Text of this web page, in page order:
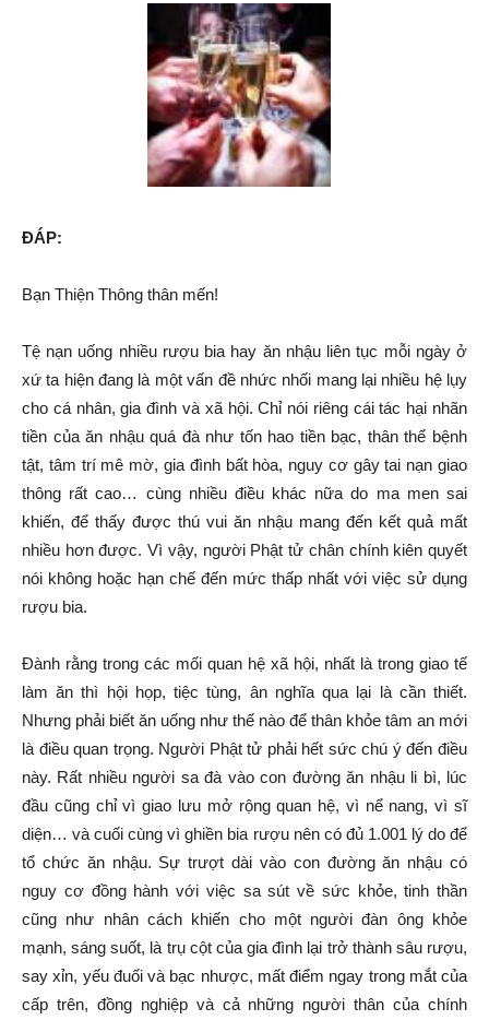
ĐÁP:
Bạn Thiện Thông thân mến!
Tệ nạn uống nhiều rượu bia hay ăn nhậu liên tục mỗi ngày ở
xứ ta hiện đang là một vấn đề nhức nhối mang lại nhiều hệ lụy
cho cá nhân, gia đình và xã hội. Chỉ nói riêng cái tác hại nhãn
tiền của ăn nhậu quá đà như tốn hao tiền bạc, thân thể bệnh
tật, tâm trí mê mờ, gia đình bất hòa, nguy cơ gây tai nạn giao
thông rất cao… cùng nhiều điều khác nữa do ma men sai
khiến, để thấy được thú vui ăn nhậu mang đến kết quả mất
nhiều hơn được. Vì vậy, người Phật tử chân chính kiên quyết
nói không hoặc hạn chế đến mức thấp nhất với việc sử dụng
rượu bia.
Đành rằng trong các mối quan hệ xã hội, nhất là trong giao tế
làm ăn thì hội họp, tiệc tùng, ân nghĩa qua lại là cần thiết.
Nhưng phải biết ăn uống như thế nào để thân khỏe tâm an mới
là điều quan trọng. Người Phật tử phải hết sức chú ý đến điều
này. Rất nhiều người sa đà vào con đường ăn nhậu li bì, lúc
đầu cũng chỉ vì giao lưu mở rộng quan hệ, vì nể nang, vì sĩ
diện… và cuối cùng vì ghiền bia rượu nên có đủ 1.001 lý do để
tổ chức ăn nhậu. Sự trượt dài vào con đường ăn nhậu có
nguy cơ đồng hành với việc sa sút về sức khỏe, tinh thần
cũng như nhân cách khiến cho một người đàn ông khỏe
mạnh, sáng suốt, là trụ cột của gia đình lại trở thành sâu rượu,
say xỉn, yếu đuối và bạc nhược, mất điểm ngay trong mắt của
cấp trên, đồng nghiệp và cả những người thân của chính